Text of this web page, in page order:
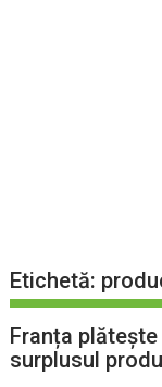
Etichetă:
Franța
surplusul